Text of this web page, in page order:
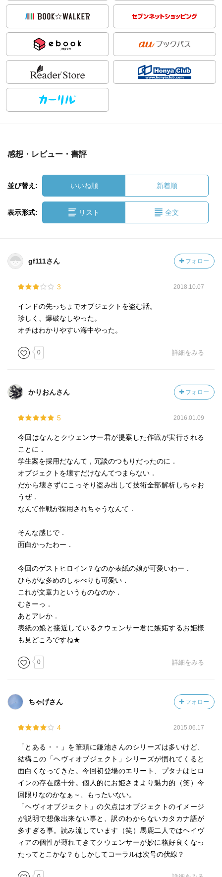
感想・レビュー・書評
並び替え: いいね順 新着順
表示形式: リスト 全文
gf111さん フォロー
3 2018.10.07
インドの先っちょでオブジェクトを盗む話。
珍しく、爆破なしやった。
オチはわかりやすい海中やった。
0 詳細をみる
かりおんさん フォロー
5 2016.01.09
今回はなんとクウェンサー君が提案した作戦が実行される
ことに．
学生案を採用だなんて，冗談のつもりだったのに．
オブジェクトを壊すだけなんてつまらない．
だから壊さずにこっそり盗み出して技術全部解析しちゃお
うぜ．
なんて作戦が採用されちゃうなんて．
そんな感じで．
面白かったわー．
今回のゲストヒロイン？なのか表紙の娘が可愛いわー．
ひらがな多めのしゃべりも可愛い．
これが文章力というものなのか．
むきーっ．
あとアレか．
表紙の娘と接近しているクウェンサー君に嫉妬するお姫様
も見どころですね★
0 詳細をみる
ちゃげさん フォロー
4 2015.06.17
「とある・・」を筆頭に鎌池さんのシリーズは多いけど、
結構この「ヘヴィオブジェクト」シリーズが慣れてくると
面白くなってきた。今回初登場のエリート、プタナはヒロ
インの存在感十分。個人的にお姫さまより魅力的（笑）今
回限りなのかなぁ～、もったいない。
「ヘヴィオブジェクト」の欠点はオブジェクトのイメージ
が説明で想像出来ない事と、訳のわからないカタカナ語が
多すぎる事。読み流しています（笑）馬鹿二人ではヘイヴ
ィアの個性が薄れてきてクウェンサーが妙に格好良くなっ
たってとこかな？もしかしてコーラルは次号の伏線？